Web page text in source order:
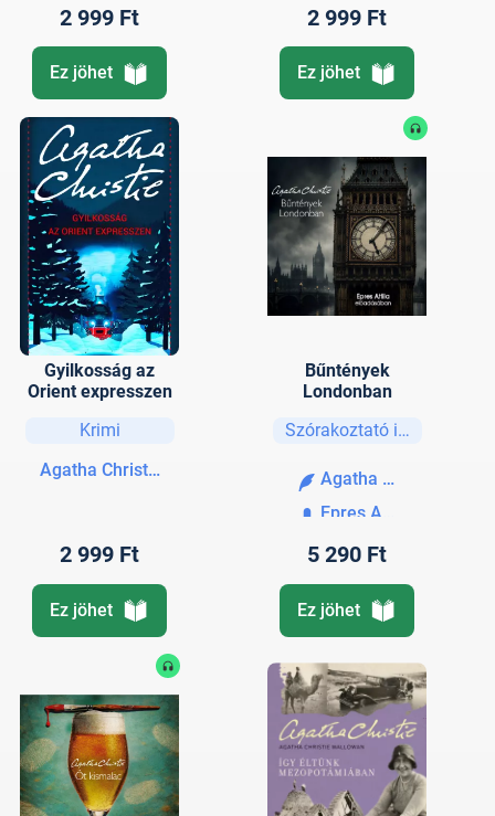
2 999 Ft
Ez jöhet
2 999 Ft
Ez jöhet
Gyilkosság az
Orient expresszen
Krimi
Agatha Christie
2 999 Ft
Ez jöhet
Bűntények
Londonban
Szórakoztató irodalom
Agatha Christie
Epres Attila
5 290 Ft
Ez jöhet